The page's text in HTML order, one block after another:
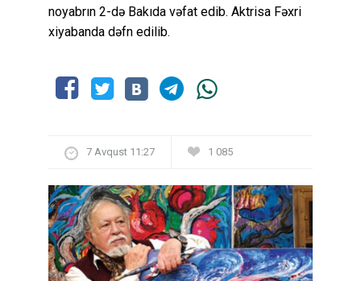
noyabrın 2-də Bakıda vəfat edib. Aktrisa Fəxri
xiyabanda dəfn edilib.
7 Avqust 11:27 1 085